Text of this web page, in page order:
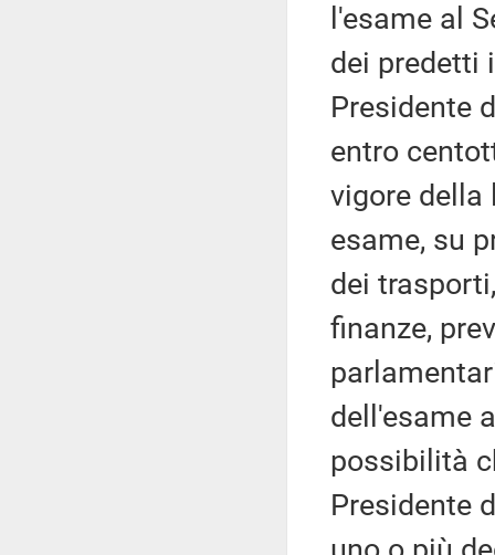
l'esame al
dei predetti
Presidente
entro
vigore della
esame, su
dei
finanze,
dell'esame
possibilità
Presidente